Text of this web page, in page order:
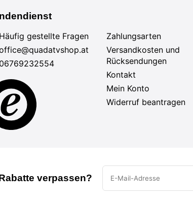
Häufig gestellte Fragen
06769232554
Zahlungsarten
Versandkosten und
Rücksendungen
Kontakt
Mein Konto
Widerruf beantragen
verpassen?